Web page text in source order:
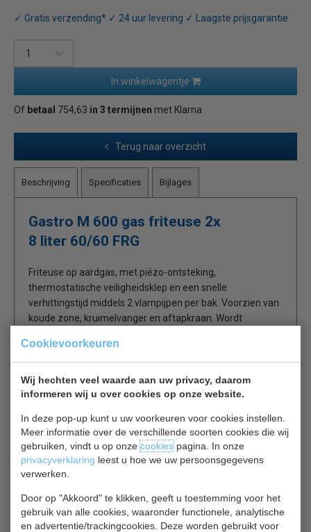
Cookievoorkeuren
Wij hechten veel waarde aan uw privacy, daarom
informeren wij u over cookies op onze website.
In deze pop-up kunt u uw voorkeuren voor cookies instellen.
Meer informatie over de verschillende soorten cookies die wij
gebruiken, vindt u op onzecookiespagina. In onze
privacyverklaring leest u hoe we uw persoonsgegevens
verwerken.
Door op "Akkoord" te klikken, geeft u toestemming voor het
gebruik van alle cookies, waaronder functionele, analytische
en advertentie/trackingcookies. Deze worden gebruikt voor
✓ Gratis verzending* ✓ 24 uur levering ✓ Laagste prijsgarantie
In winkelwagentje
Of betaal 754,63 in 3 termijnen met Klarna
Terug naar overzicht
Beschrijving Specificaties Bijlages
Gastro M 600 gas friteuse 2x
8 liter 60/60 FRG
Friteuse op aardgas, met piëzo-ontsteking,
thermostatische veiligheidsklep en een snelle
verhittingstijd middels 2 vlampijpen per bak. Voorzien van
koude zone, kruimelvanger en aftapkraan. Wordt
Dit product dient te worden geïnstalleerd door een erkend
installateur.
RVS behuizing
2x 8 liter
Ingebouwde aftapkraan
Thermostatisch instelbaar
Thermostatische veiligheidsheidsklep